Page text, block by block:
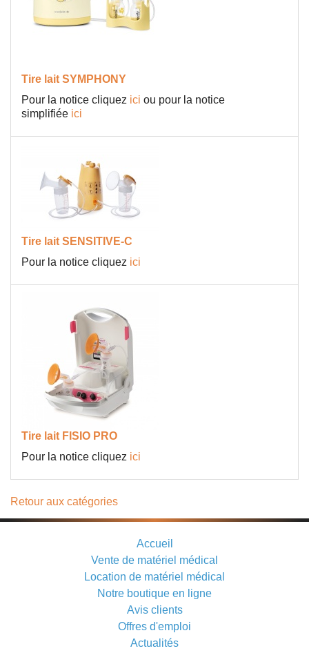
Tire lait SYMPHONY
Pour la notice cliquez ici ou pour la notice
simplifiée ici
Tire lait SENSITIVE-C
Pour la notice cliquez ici
Tire lait FISIO PRO
Pour la notice cliquez ici
Retour aux catégories
Accueil
Vente de matériel médical
Location de matériel médical
Notre boutique en ligne
Avis clients
Offres d'emploi
Actualités